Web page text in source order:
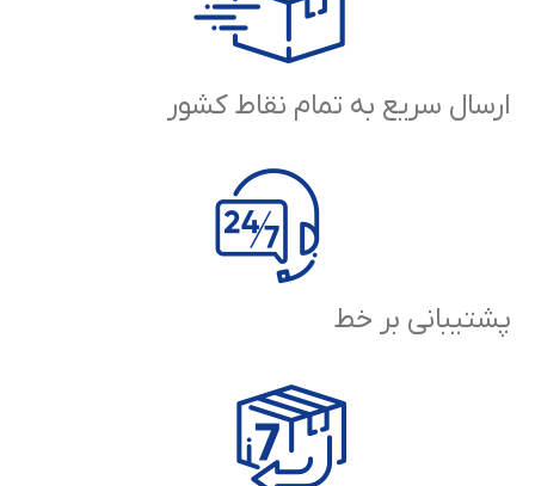
ارسال سریع به تمام نقاط کشور
پشتیبانی بر خط